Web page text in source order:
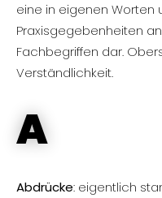
eine in eigenen Worten
Praxisgegebenheiten
Fachbegriffen dar.
Verständlichkeit.
A
Abdrücke: eigentlich